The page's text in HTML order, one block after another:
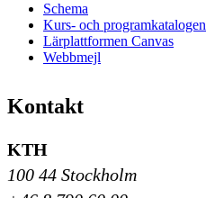
Schema
Kurs- och programkatalogen
Lärplattformen Canvas
Webbmejl
Kontakt
KTH
100 44 Stockholm